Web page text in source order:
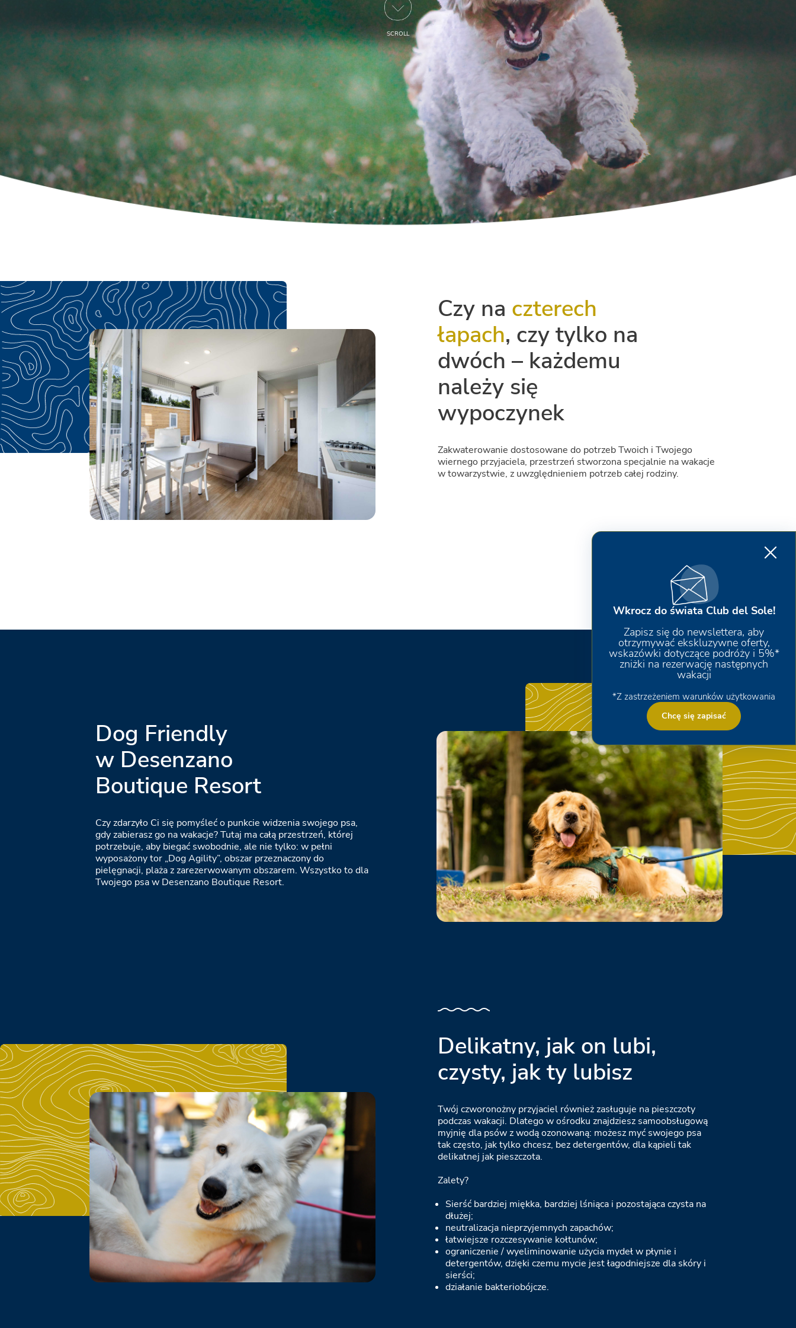
SCROLL
Czy na czterech
łapach, czy tylko na
dwóch – każdemu
należy się
wypoczynek
Zakwaterowanie dostosowane do potrzeb Twoich i Twojego
wiernego przyjaciela, przestrzeń stworzona specjalnie na wakacje
w towarzystwie, z uwzględnieniem potrzeb całej rodziny.
Dog Friendly
w Desenzano
Boutique Resort
Czy zdarzyło Ci się pomyśleć o punkcie widzenia swojego psa,
gdy zabierasz go na wakacje? Tutaj ma całą przestrzeń, której
potrzebuje, aby biegać swobodnie, ale nie tylko: w pełni
wyposażony tor „Dog Agility”, obszar przeznaczony do
pielęgnacji, plaża z zarezerwowanym obszarem. Wszystko to dla
Twojego psa w Desenzano Boutique Resort.
Delikatny, jak on lubi,
czysty, jak ty lubisz
Twój czworonożny przyjaciel również zasługuje na pieszczoty
podczas wakacji. Dlatego w ośrodku znajdziesz samoobsługową
myjnię dla psów z wodą ozonowaną: możesz myć swojego psa
tak często, jak tylko chcesz, bez detergentów, dla kąpieli tak
delikatnej jak pieszczota.
Zalety?
Sierść bardziej miękka, bardziej lśniąca i pozostająca czysta na
dłużej;
neutralizacja nieprzyjemnych zapachów;
łatwiejsze rozczesywanie kołtunów;
ograniczenie / wyeliminowanie użycia mydeł w płynie i
detergentów, dzięki czemu mycie jest łagodniejsze dla skóry i
sierści;
działanie bakteriobójcze.
Wkrocz do świata Club del Sole!
Zapisz się do newslettera, aby
otrzymywać ekskluzywne oferty,
wskazówki dotyczące podróży i 5%*
zniżki na rezerwację następnych
wakacji
*Z zastrzeżeniem warunków użytkowania
Chcę się zapisać